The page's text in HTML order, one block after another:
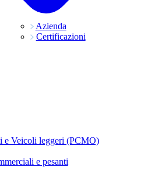
Azienda
Certificazioni
e Veicoli leggeri (PCMO)
e pesanti